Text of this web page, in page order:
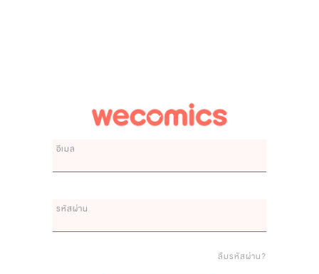
อีเมล
รหัสผ่าน
ลืมรหัสผ่าน?